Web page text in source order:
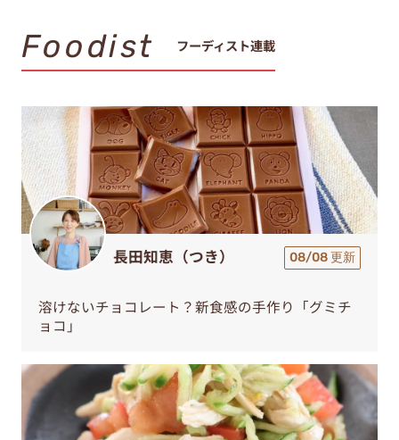
Foodist フーディスト連載
長田知恵（つき） 08/08 更新
溶けないチョコレート？新食感の手作り「グミチ
ョコ」